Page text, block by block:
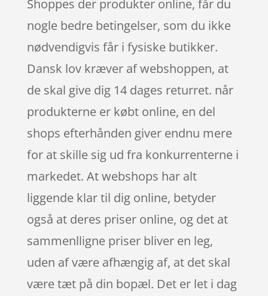
Shoppes der produkter online, får du
nogle bedre betingelser, som du ikke
nødvendigvis får i fysiske butikker.
Dansk lov kræver af webshoppen, at
de skal give dig 14 dages returret. når
produkterne er købt online, en del
shops efterhånden giver endnu mere
for at skille sig ud fra konkurrenterne i
markedet. At webshops har alt
liggende klar til dig online, betyder
også at deres priser online, og det at
sammenlligne priser bliver en leg,
uden af være afhængig af, at det skal
være tæt på din bopæl. Det er let i dag